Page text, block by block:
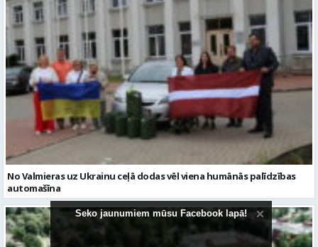
No Valmieras uz Ukrainu ceļā dodas vēl viena humānās palīdzības
automašīna
Seko jaunumiem mūsu Facebook lapā!